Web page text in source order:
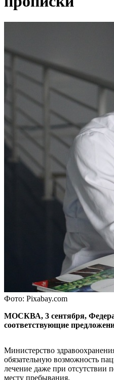
Фото: Pixabay.com
МОСКВА, 3 сентября,
соответствующие
Министерство
обязательную возможность
лечение даже при отсутствии
месту пребывания.